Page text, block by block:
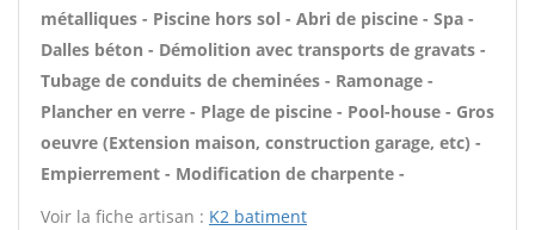
métalliques - Piscine hors sol - Abri de piscine - Spa -
Dalles béton - Démolition avec transports de gravats -
Tubage de conduits de cheminées - Ramonage -
Plancher en verre - Plage de piscine - Pool-house - Gros
oeuvre (Extension maison, construction garage, etc) -
Empierrement - Modification de charpente -
Voir la fiche artisan : K2 batiment